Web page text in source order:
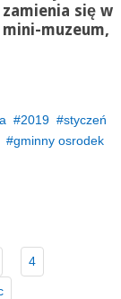
zamienia się w
mini-muzeum,
2019
styczeń
gminny osrodek
4